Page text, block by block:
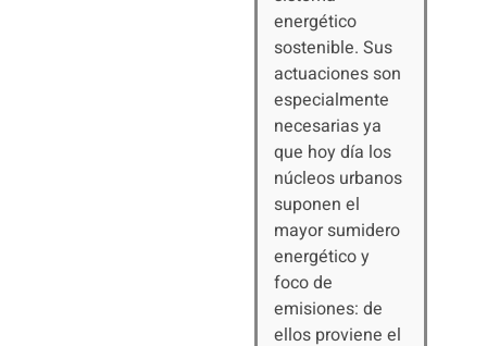
energético
sostenible. Sus
actuaciones son
especialmente
necesarias ya
que hoy día los
núcleos urbanos
suponen el
mayor sumidero
energético y
foco de
emisiones: de
ellos proviene el